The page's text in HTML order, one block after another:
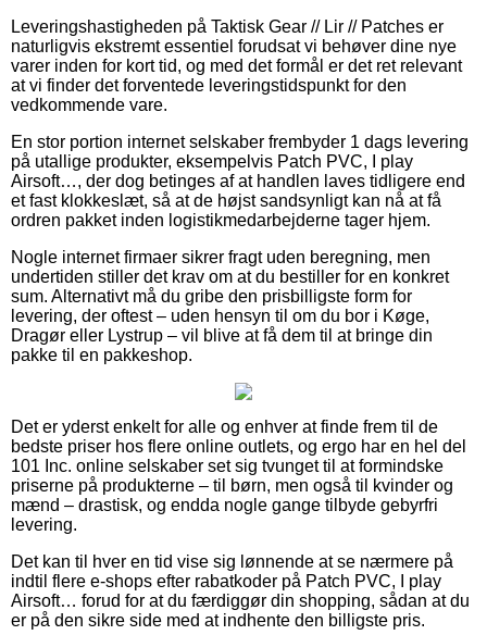
Leveringshastigheden på Taktisk Gear // Lir // Patches er
naturligvis ekstremt essentiel forudsat vi behøver dine nye
varer inden for kort tid, og med det formål er det ret relevant
at vi finder det forventede leveringstidspunkt for den
vedkommende vare.
En stor portion internet selskaber frembyder 1 dags levering
på utallige produkter, eksempelvis Patch PVC, I play
Airsoft…, der dog betinges af at handlen laves tidligere end
et fast klokkeslæt, så at de højst sandsynligt kan nå at få
ordren pakket inden logistikmedarbejderne tager hjem.
Nogle internet firmaer sikrer fragt uden beregning, men
undertiden stiller det krav om at du bestiller for en konkret
sum. Alternativt må du gribe den prisbilligste form for
levering, der oftest – uden hensyn til om du bor i Køge,
Dragør eller Lystrup – vil blive at få dem til at bringe din
pakke til en pakkeshop.
Det er yderst enkelt for alle og enhver at finde frem til de
bedste priser hos flere online outlets, og ergo har en hel del
101 Inc. online selskaber set sig tvunget til at formindske
priserne på produkterne – til børn, men også til kvinder og
mænd – drastisk, og endda nogle gange tilbyde gebyrfri
levering.
Det kan til hver en tid vise sig lønnende at se nærmere på
indtil flere e-shops efter rabatkoder på Patch PVC, I play
Airsoft… forud for at du færdiggør din shopping, sådan at du
er på den sikre side med at indhente den billigste pris.